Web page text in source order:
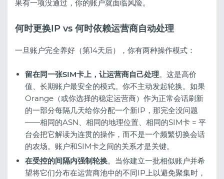
果有一项没通过，你的账户就面临风险。
何时更换IP vs 何时依赖运营商自动处理
一旦账户完全养好（第14天后），你有两种操作模式：
留在同一张SIM卡上，让运营商自己处理。这是高价
值、长期账户最安全的模式。你不主动发起轮换。如果
Orange（或你选择的稳定运营商）作为正常会话刷新
的一部分每隔几天给你分配一个新IP，那完全没问题
——相同的ASN、相同的地理位置、相同的SIM卡 = 平
台会把它解读为连贯的操作，而不是一个频繁切换会话
的农场。账户和SIM卡之间的关系才是关键。
在受控的间隔内强制轮换。当你建立一批相似账户并希
望将它们分布在运营商池中的不同IP上以避免聚集时，